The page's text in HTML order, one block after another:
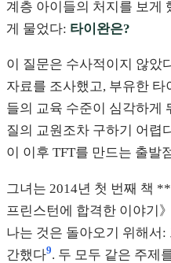
계층 아이들의 처지를 보게
게 물었다: 타이완은?
이 질문은 수사적이지 않았
자료를 조사했고, 부유한 타
들의 교육 수준이 심각하게
질의 교원조차 구하기 어렵
이 이후 TFT를 만드는 출발
그녀는 2014년 첫 번째 책
프린스턴에 합격한 이야기
나는 것은 돌아오기 위해서
간했다9. 두 모두 같은 주제